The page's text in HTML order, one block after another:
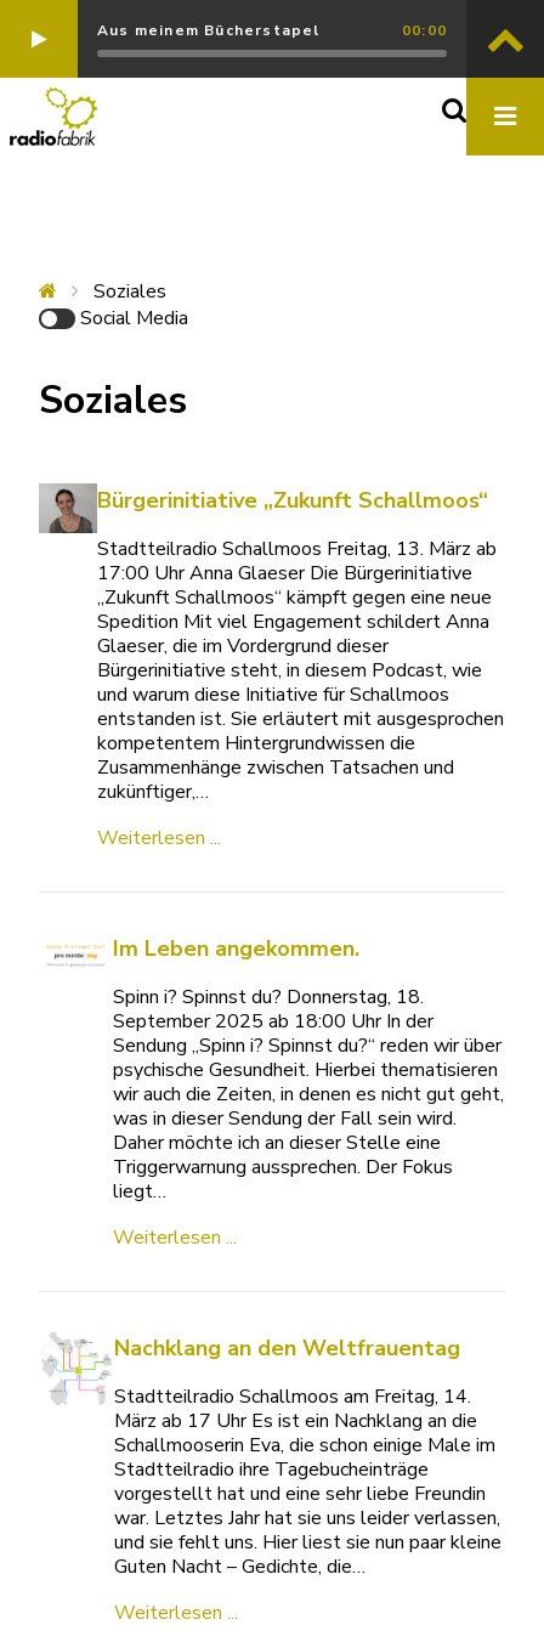
Aus meinem Bücherstapel 00:00
Soziales
Social Media
Soziales
Bürgerinitiative „Zukunft Schallmoos“
Stadtteilradio Schallmoos Freitag, 13. März ab
17:00 Uhr Anna Glaeser Die Bürgerinitiative
„Zukunft Schallmoos“ kämpft gegen eine neue
Spedition Mit viel Engagement schildert Anna
Glaeser, die im Vordergrund dieser
Bürgerinitiative steht, in diesem Podcast, wie
und warum diese Initiative für Schallmoos
entstanden ist. Sie erläutert mit ausgesprochen
kompetentem Hintergrundwissen die
Zusammenhänge zwischen Tatsachen und
zukünftiger,…
Weiterlesen ...
Im Leben angekommen.
Spinn i? Spinnst du? Donnerstag, 18.
September 2025 ab 18:00 Uhr In der
Sendung „Spinn i? Spinnst du?“ reden wir über
psychische Gesundheit. Hierbei thematisieren
wir auch die Zeiten, in denen es nicht gut geht,
was in dieser Sendung der Fall sein wird.
Daher möchte ich an dieser Stelle eine
Triggerwarnung aussprechen. Der Fokus
liegt…
Weiterlesen ...
Nachklang an den Weltfrauentag
Stadtteilradio Schallmoos am Freitag, 14.
März ab 17 Uhr Es ist ein Nachklang an die
Schallmooserin Eva, die schon einige Male im
Stadtteilradio ihre Tagebucheinträge
vorgestellt hat und eine sehr liebe Freundin
war. Letztes Jahr hat sie uns leider verlassen,
und sie fehlt uns. Hier liest sie nun paar kleine
Guten Nacht – Gedichte, die…
Weiterlesen ...